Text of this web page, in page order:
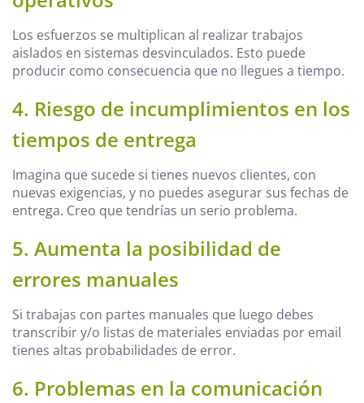
Los esfuerzos se multiplican al realizar trabajos
aislados en sistemas desvinculados. Esto puede
producir como consecuencia que no llegues a tiempo.
4. Riesgo de incumplimientos en los
tiempos de entrega
Imagina que sucede si tienes nuevos clientes, con
nuevas exigencias, y no puedes asegurar sus fechas de
entrega. Creo que tendrías un serio problema.
5. Aumenta la posibilidad de
errores manuales
Si trabajas con partes manuales que luego debes
transcribir y/o listas de materiales enviadas por email
tienes altas probabilidades de error.
6. Problemas en la comunicación